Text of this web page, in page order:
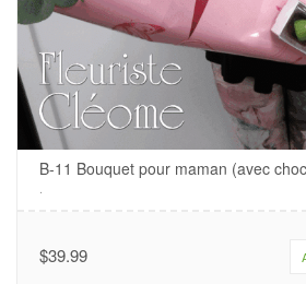
B-11 Bouquet pour maman (avec
$39.99